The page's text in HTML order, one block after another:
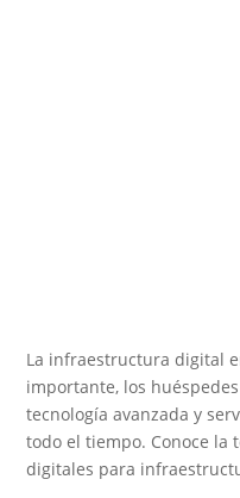
La infraestructura digital
importante, los
tecnología avanzada y
todo el tiempo. Conoce la
digitales para